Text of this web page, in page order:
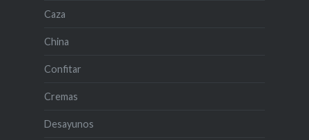
Caza
China
Confitar
Cremas
Desayunos